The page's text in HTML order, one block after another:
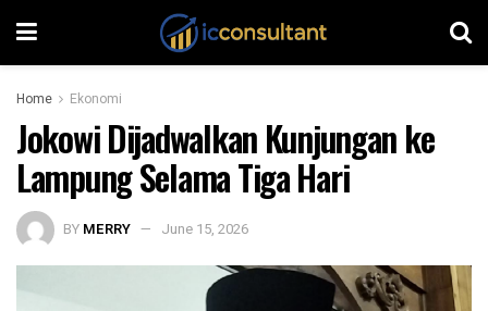
Home Ekonomi
Jokowi Dijadwalkan Kunjungan ke
Lampung Selama Tiga Hari
BY MERRY June 15, 2026